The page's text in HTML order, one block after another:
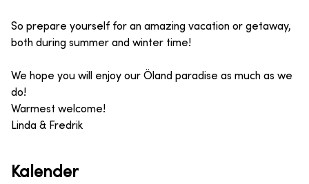
So prepare yourself for an amazing vacation or getaway,
both during summer and winter time!
We hope you will enjoy our Öland paradise as much as we
do!
Warmest welcome!
Linda & Fredrik
Kalender